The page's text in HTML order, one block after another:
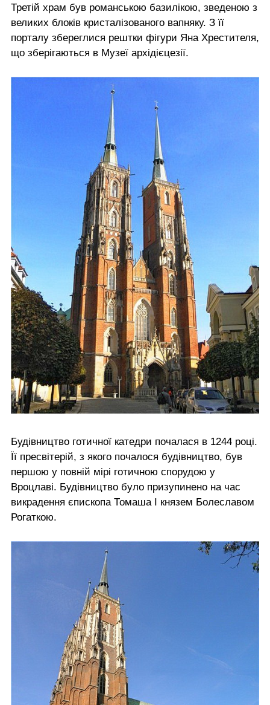
Третій храм був романською базилікою, зведеною з
великих блоків кристалізованого вапняку. З її
порталу збереглися рештки фігури Яна Хрестителя,
що зберігаються в Музеї архідієцезії.
Будівництво готичної катедри почалася в 1244 році.
Її пресвітерій, з якого почалося будівництво, був
першою у повній мірі готичною спорудою у
Вроцлаві. Будівництво було призупинено на час
викрадення єпископа Томаша І князем Болеславом
Рогаткою.